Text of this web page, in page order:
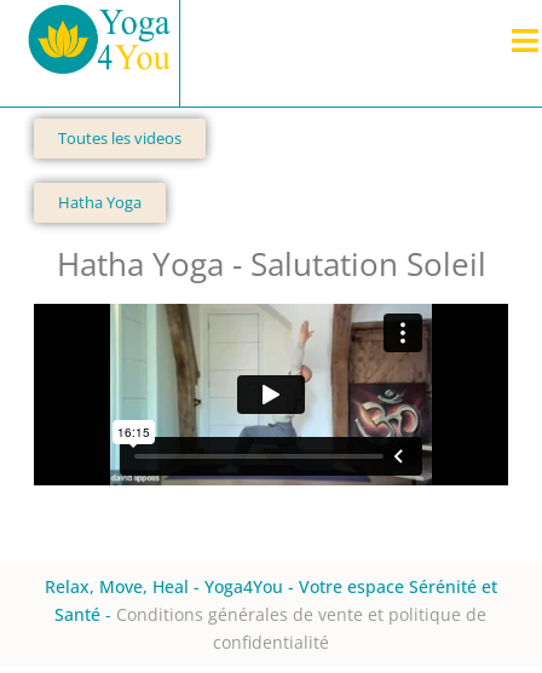
Toutes les videos
Hatha Yoga
Hatha Yoga - Salutation Soleil
Relax, Move, Heal - Yoga4You - Votre espace Sérénité et
Santé- Conditions générales de vente et politique de
confidentialité